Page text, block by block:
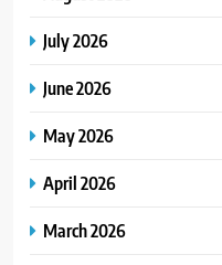
July 2026
June 2026
May 2026
April 2026
March 2026